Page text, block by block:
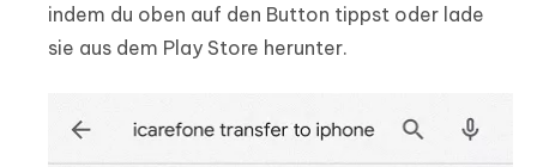
indem du oben auf den Button tippst oder lade
sie aus dem Play Store herunter.